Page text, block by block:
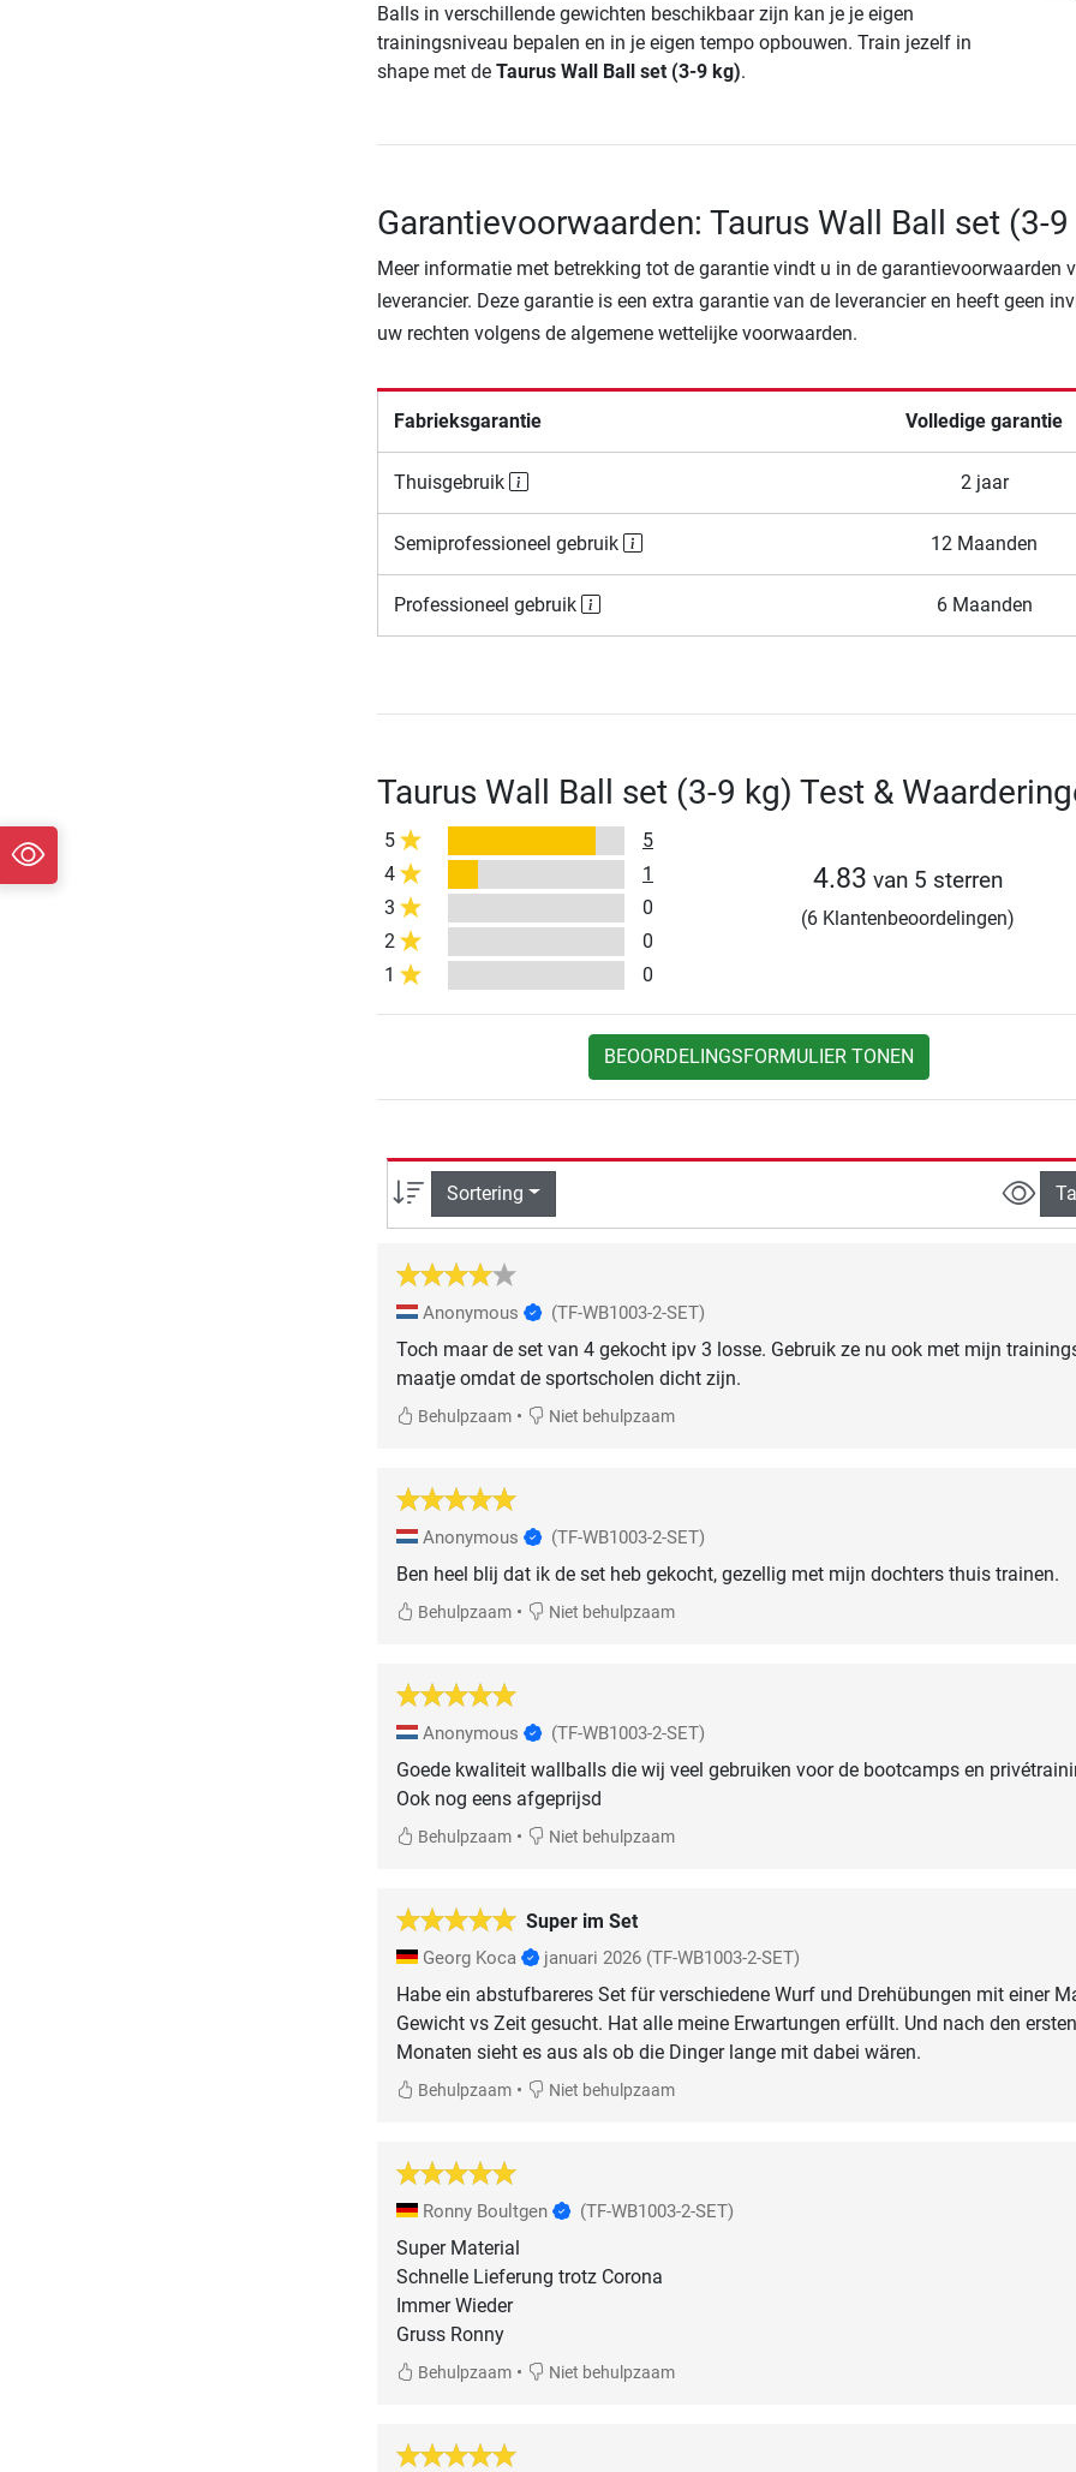
Balls in verschillende gewichten beschikbaar zijn kan je je eigen
trainingsniveau bepalen en in je eigen tempo opbouwen. Train jezelf in
shape met de Taurus Wall Ball set (3-9 kg).
Garantievoorwaarden: Taurus Wall Ball set (3-
Meer informatie met betrekking tot de garantie vindt u in de garantievoorwaarden
leverancier. Deze garantie is een extra garantie van de leverancier en heeft geen
uw rechten volgens de algemene wettelijke voorwaarden.
Fabrieksgarantie Volledige garantie
Thuisgebruik 2 jaar
Semiprofessioneel gebruik 12 Maanden
Professioneel gebruik 6 Maanden
Taurus Wall Ball set (3-9 kg) Test &
5
5
4
1
3
0
2
0
1
0
4.83 van 5 sterren
(6 Klantenbeoordelingen)
BEOORDELINGSFORMULIER TONEN
Sortering
Anonymous (TF-WB1003-2-SET)
Toch maar de set van 4 gekocht ipv 3 losse. Gebruik ze nu ook met mijn
maatje omdat de sportscholen dicht zijn.
Behulpzaam• Niet behulpzaam
Anonymous (TF-WB1003-2-SET)
Ben heel blij dat ik de set heb gekocht, gezellig met mijn dochters thuis trainen.
Behulpzaam• Niet behulpzaam
Anonymous (TF-WB1003-2-SET)
Goede kwaliteit wallballs die wij veel gebruiken voor de bootcamps en
Ook nog eens afgeprijsd
Behulpzaam• Niet behulpzaam
Super im Set
Georg Koca januari 2026 (TF-WB1003-2-SET)
Habe ein abstufbareres Set für verschiedene Wurf und Drehübungen mit einer
Gewicht vs Zeit gesucht. Hat alle meine Erwartungen erfüllt. Und nach den ersten
Monaten sieht es aus als ob die Dinger lange mit dabei wären.
Behulpzaam• Niet behulpzaam
Ronny Boultgen (TF-WB1003-2-SET)
Super Material
Schnelle Lieferung trotz Corona
Immer Wieder
Gruss Ronny
Behulpzaam• Niet behulpzaam